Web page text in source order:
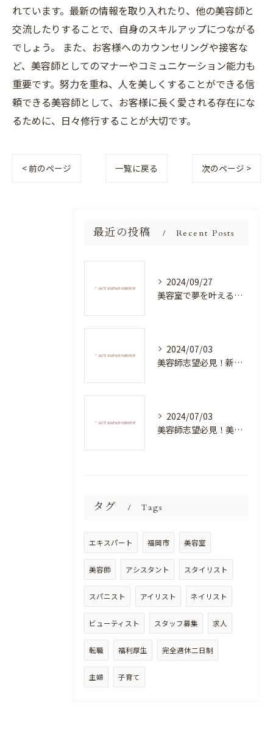
れています。最新の情報を取り入れたり、他の美容師と
交流したりすることで、自身のスキルアップにつながる
でしょう。 また、お客様へのカウンセリングや接客な
ど、美容師としてのマナーやコミュニケーション能力も
重要です。努力を重ね、人を美しくすることができる信
頼できる美容師として、お客様に長く愛される存在にな
るために、日々修行することが大切です。
< 前のページ 一覧に戻る 次のページ >
最近の投稿 Recent Posts
2024/09/27
美容室で夢を叶える！自分を磨く新たなチャンス
2024/07/03
美容師志望必見！新たな価値を創造する美容室でハイレベルな技術を学べる環境
2024/07/03
美容師志望必見！美容室NEWSTANDARDで最高のスキルアップを目指そう！
タグ Tags
エキスパート 福岡市 美容室
美容師 アシスタント スタイリスト
スパニスト アイリスト ネイリスト
ビューティスト スタッフ募集 求人
転職 福利厚生 完全週休二日制
主婦 子育て